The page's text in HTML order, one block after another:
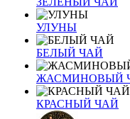
УЛУНЫ
БЕЛЫЙ ЧАЙ
ЖАСМИНОВЫЙ
КРАСНЫЙ ЧАЙ